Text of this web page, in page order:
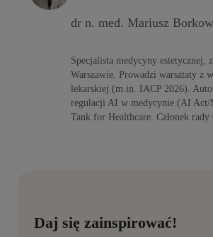
dr n. med. Mariusz
Specjalista medycyny
Warszawie. Prowadzi warsztaty z
lekarskiej (m.in. IACP 2026).
regulacji AI w medycynie (AI
Tank for Healthcare. Członek
Daj się zainspirować!